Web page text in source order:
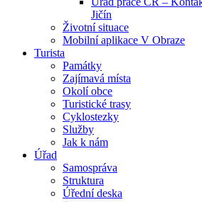
Jičín
Životní situace
Mobilní aplikace V Obraze
Turista
Památky
Zajímavá místa
Okolí obce
Turistické trasy
Cyklostezky
Služby
Jak k nám
Úřad
Samospráva
Struktura
Úřední deska